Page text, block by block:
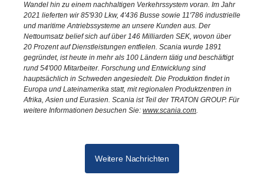
Wandel hin zu einem nachhaltigen Verkehrssystem voran. Im Jahr
2021 lieferten wir 85'930 Lkw, 4'436 Busse sowie 11'786 industrielle
und maritime Antriebssysteme an unsere Kunden aus. Der
Nettoumsatz belief sich auf über 146 Milliarden SEK, wovon über
20 Prozent auf Dienstleistungen entfielen. Scania wurde 1891
gegründet, ist heute in mehr als 100 Ländern tätig und beschäftigt
rund 54'000 Mitarbeiter. Forschung und Entwicklung sind
hauptsächlich in Schweden angesiedelt. Die Produktion findet in
Europa und Lateinamerika statt, mit regionalen Produktzentren in
Afrika, Asien und Eurasien. Scania ist Teil der TRATON GROUP. Für
weitere Informationen besuchen Sie: www.scania.com.
Weitere Nachrichten